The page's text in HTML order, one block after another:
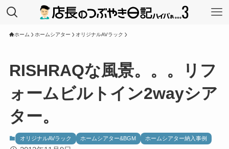
ホーム ホームシアター オリジナルAVラック
RISHRAQな風景。。。リフ
ォームビルトイン2wayシア
ター。
オリジナルAVラック ホームシアター&BGM ホームシアター納入事例